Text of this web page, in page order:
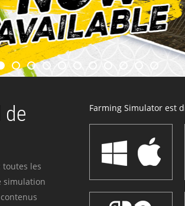
de
les
simulation
Farming Simulator est